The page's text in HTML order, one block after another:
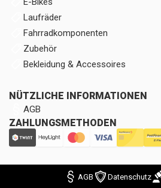
Laufräder
Fahrradkomponenten
Zubehör
Bekleidung & Accessoires
NÜTZLICHE INFORMATIONEN
AGB
ZAHLUNGSMETHODEN
AGB Datenschutz